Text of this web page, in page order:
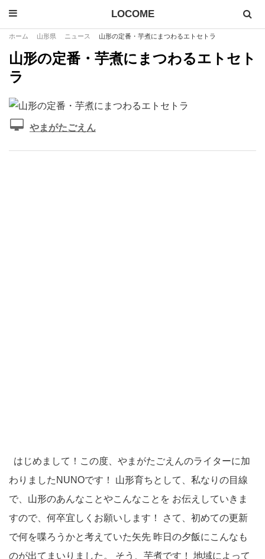
LOCOME
ホーム 山形県 ニュース 山形の定番・芋煮にまつわるエトセトラ
山形の定番・芋煮にまつわるエトセト
ラ
やまがたごえん
はじめまして！この度、やまがたごえんのライターに加
わりましたNUNOです！ 山形育ちとして、私なりの目線
で、山形のあんなことやこんなことを お伝えしていきま
すので、何卒宜しくお願いします！ さて、初めての更新
で何を喋ろうかと考えていた矢先 昨日の夕飯にこんなも
のが出てまいりました。 そう、芋煮です！ 地域によって